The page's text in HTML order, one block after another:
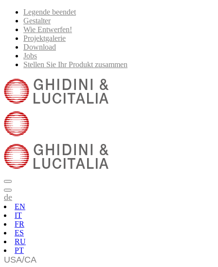
Legende beendet
Gestalter
Wie Entwerfen!
Projektgalerie
Download
Jobs
Stellen Sie Ihr Produkt zusammen
de
EN
IT
FR
ES
RU
PT